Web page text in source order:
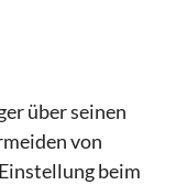
über seinen
von
beim